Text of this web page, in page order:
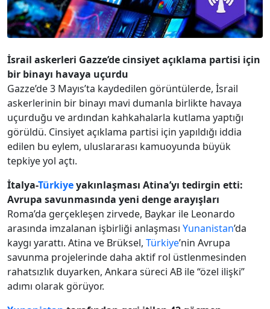
İsrail askerleri Gazze’de cinsiyet açıklama partisi için
bir binayı havaya uçurdu
Gazze’de 3 Mayıs’ta kaydedilen görüntülerde, İsrail
askerlerinin bir binayı mavi dumanla birlikte havaya
uçurduğu ve ardından kahkahalarla kutlama yaptığı
görüldü. Cinsiyet açıklama partisi için yapıldığı iddia
edilen bu eylem, uluslararası kamuoyunda büyük
tepkiye yol açtı.
İtalya-Türkiyeyakınlaşması Atina’yı tedirgin etti:
Avrupa savunmasında yeni denge arayışları
Roma’da gerçekleşen zirvede, Baykar ile Leonardo
arasında imzalanan işbirliği anlaşması Yunanistan’da
kaygı yarattı. Atina ve Brüksel, Türkiye’nin Avrupa
savunma projelerinde daha aktif rol üstlenmesinden
rahatsızlık duyarken, Ankara süreci AB ile “özel ilişki”
adımı olarak görüyor.